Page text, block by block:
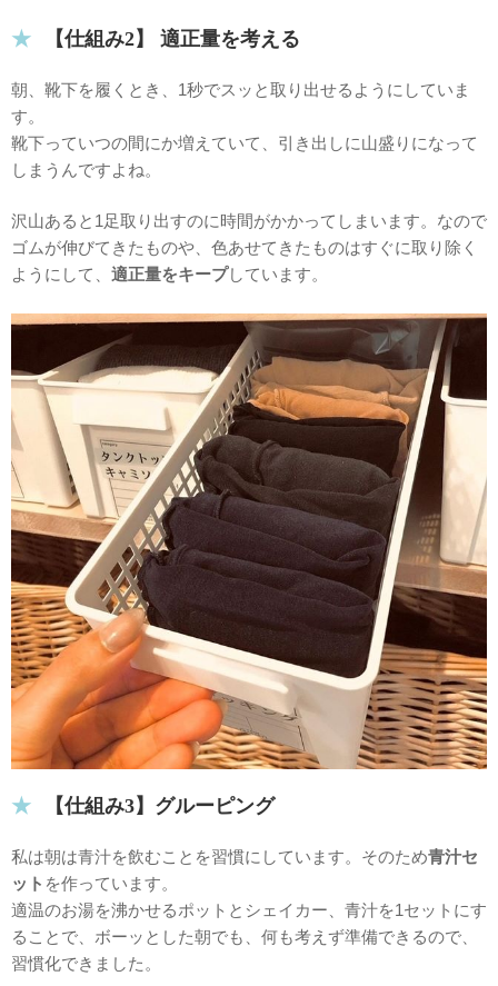
【仕組み2】 適正量を考える
朝、靴下を履くとき、1秒でスッと取り出せるようにしていま
す。
靴下っていつの間にか増えていて、引き出しに山盛りになって
しまうんですよね。
沢山あると1足取り出すのに時間がかかってしまいます。なので
ゴムが伸びてきたものや、色あせてきたものはすぐに取り除く
ようにして、 適正量をキープしています。
【仕組み3】グルーピング
私は朝は青汁を飲むことを習慣にしています。そのため青汁セ
ット を作っています。
適温のお湯を沸かせるポットとシェイカー、青汁を1セットにす
ることで、ボーッとした朝でも、何も考えず準備できるので、
習慣化できました。